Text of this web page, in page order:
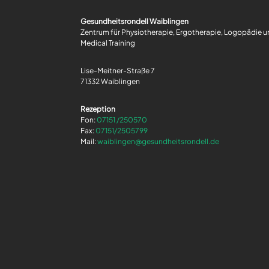
Gesundheitsrondell Waiblingen
Zentrum für Physiotherapie, Ergotherapie, Logopädie
Medical Training
Lise-Meitner-Straße 7
71332 Waiblingen
Rezeption
Fon: 07151 /250570
Fax: 07151/2505799
Mail:waiblingen@gesundheitsrondell.de